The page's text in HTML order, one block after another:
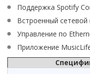
Поддержка Spotify
Встроенный сетевой
Управление по
Приложение